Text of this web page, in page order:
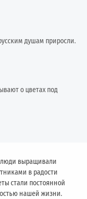
душам приросли.
о цветах под
выращивали
в радости
стали постоянной
нашей жизни.